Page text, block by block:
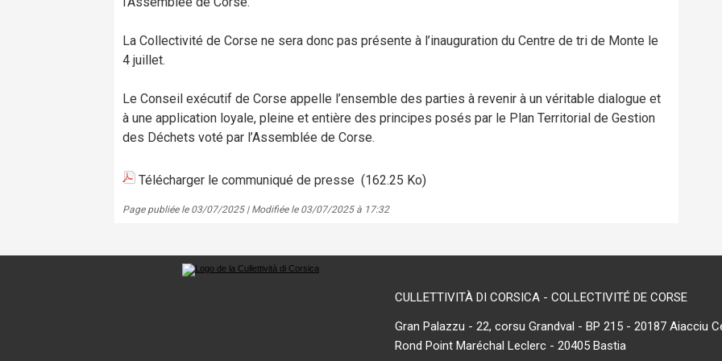
La Collectivité de Corse ne sera donc pas présente à l’inauguration du Centre de tri de Monte le
4 juillet.
Le Conseil exécutif de Corse appelle l’ensemble des parties à revenir à un véritable dialogue et
à une application loyale, pleine et entière des principes posés par le Plan Territorial de Gestion
des Déchets voté par l’Assemblée de Corse.
Télécharger le communiqué de presse (162.25 Ko)
Page publiée le 03/07/2025 | Modifiée le 03/07/2025 à 17:32
CULLETTIVITÀ DI CORSICA - COLLECTIVITÉ DE CORSE
Gran Palazzu - 22, corsu Grandval - BP 215 - 20187 Aiacciu
Rond Point Maréchal Leclerc - 20405 Bastia